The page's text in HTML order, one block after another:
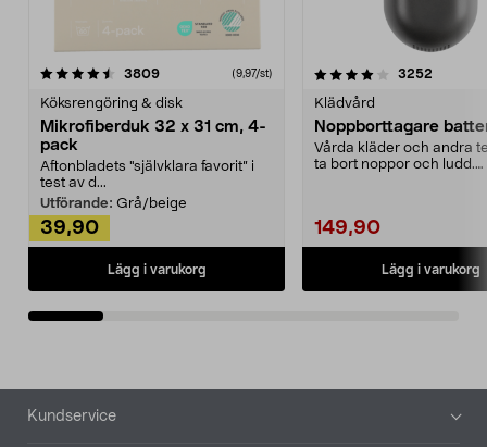
3809recensioner (9,97/st)
Köksrengöring & disk
Mikrofiberduk 32 x 31 cm, 4-
pack
Aftonbladets "självklara favorit” i
test av d...
Utförande: Grå/beige
39,90
Lägg i varukorg
4.0av 5 stjärnor 3252
Klädvård
Noppborttagare
Vårda kläder och andra
ta bort noppor och ludd.
149,90
Lägg i varukorg
4.5av 5 stjärnor
Sidfot
Kundservice